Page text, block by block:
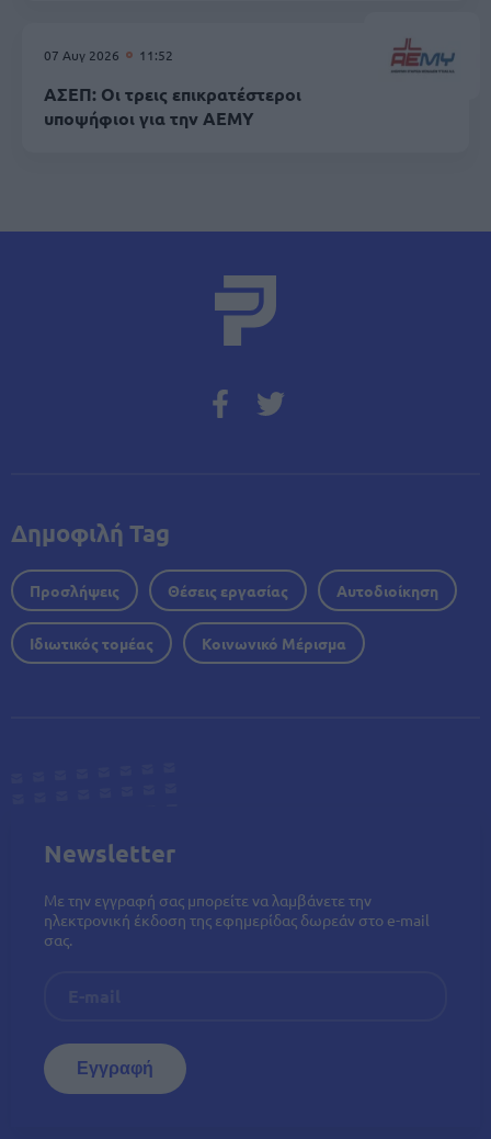
07 Αυγ 2026 11:52
ΑΣΕΠ: Οι τρεις επικρατέστεροι
υποψήφιοι για την ΑΕΜΥ
Δημοφιλή Tag
Προσλήψεις Θέσεις εργασίας Αυτοδιοίκηση
Ιδιωτικός τομέας Κοινωνικό Μέρισμα
Newsletter
Με την εγγραφή σας μπορείτε να λαμβάνετε την
ηλεκτρονική έκδοση της εφημερίδας δωρεάν στο e-mail
σας.